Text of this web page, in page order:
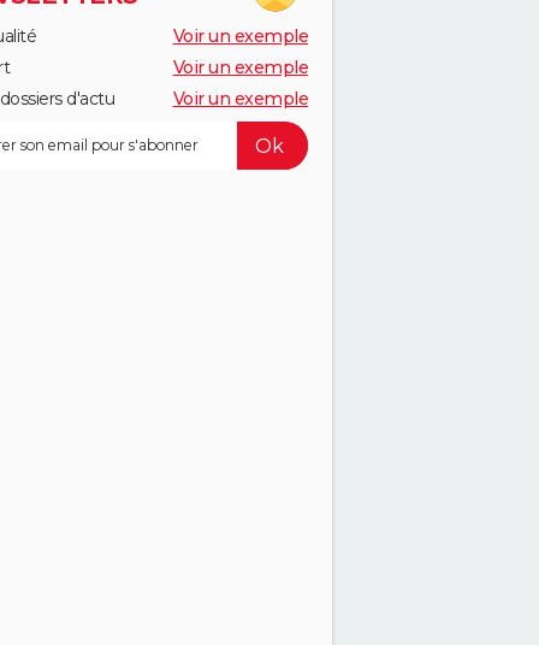
Voir un exemple
Voir un exemple
d'actu
Voir un exemple